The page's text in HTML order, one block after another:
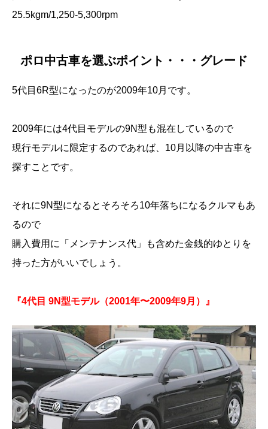
25.5kgm/1,250-5,300rpm
ポロ中古車を選ぶポイント・・・グレード
5代目6R型になったのが2009年10月です。
2009年には4代目モデルの9N型も混在しているので
現行モデルに限定するのであれば、10月以降の中古車を
探すことです。
それに9N型になるとそろそろ10年落ちになるクルマもあ
るので
購入費用に「メンテナンス代」も含めた金銭的ゆとりを
持った方がいいでしょう。
『4代目 9N型モデル（2001年〜2009年9月）』